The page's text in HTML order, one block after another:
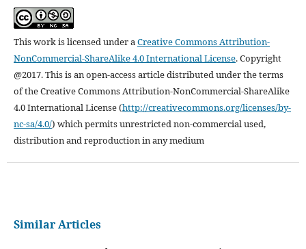
This work is licensed under aCreative Commons Attribution-
NonCommercial-ShareAlike 4.0 International License.Copyright
@2017. This is an open-access article distributed under the terms
of the Creative Commons Attribution-NonCommercial-ShareAlike
4.0 International License (http://creativecommons.org/licenses/by-
nc-sa/4.0/) which permits unrestricted non-commercial used,
distribution and reproduction in any medium
Similar Articles